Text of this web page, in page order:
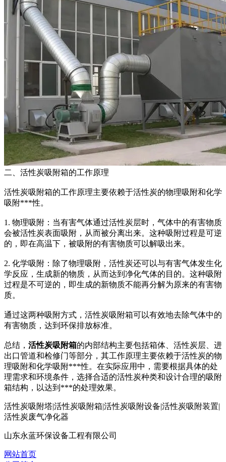
二、活性炭吸附箱的工作原理
活性炭吸附箱的工作原理主要依赖于活性炭的物理吸附和化学
吸附***性。
1. 物理吸附：当有害气体通过活性炭层时，气体中的有害物质
会被活性炭表面吸附，从而被分离出来。这种吸附过程是可逆
的，即在高温下，被吸附的有害物质可以解吸出来。
2. 化学吸附：除了物理吸附，活性炭还可以与有害气体发生化
学反应，生成新的物质，从而达到净化气体的目的。这种吸附
过程是不可逆的，即生成的新物质不能再分解为原来的有害物
质。
通过这两种吸附方式，活性炭吸附箱可以有效地去除气体中的
有害物质，达到环保排放标准。
总结， 活性炭吸附箱的内部结构主要包括箱体、活性炭层、进
出口管道和检修门等部分，其工作原理主要依赖于活性炭的物
理吸附和化学吸附***性。在实际应用中，需要根据具体的处
理需求和环境条件，选择合适的活性炭种类和设计合理的吸附
箱结构，以达到***的处理效果。
活性炭吸附塔|活性炭吸附箱|活性炭吸附设备|活性炭吸附装置|
活性炭废气净化器
山东永蓝环保设备工程有限公司
网站首页